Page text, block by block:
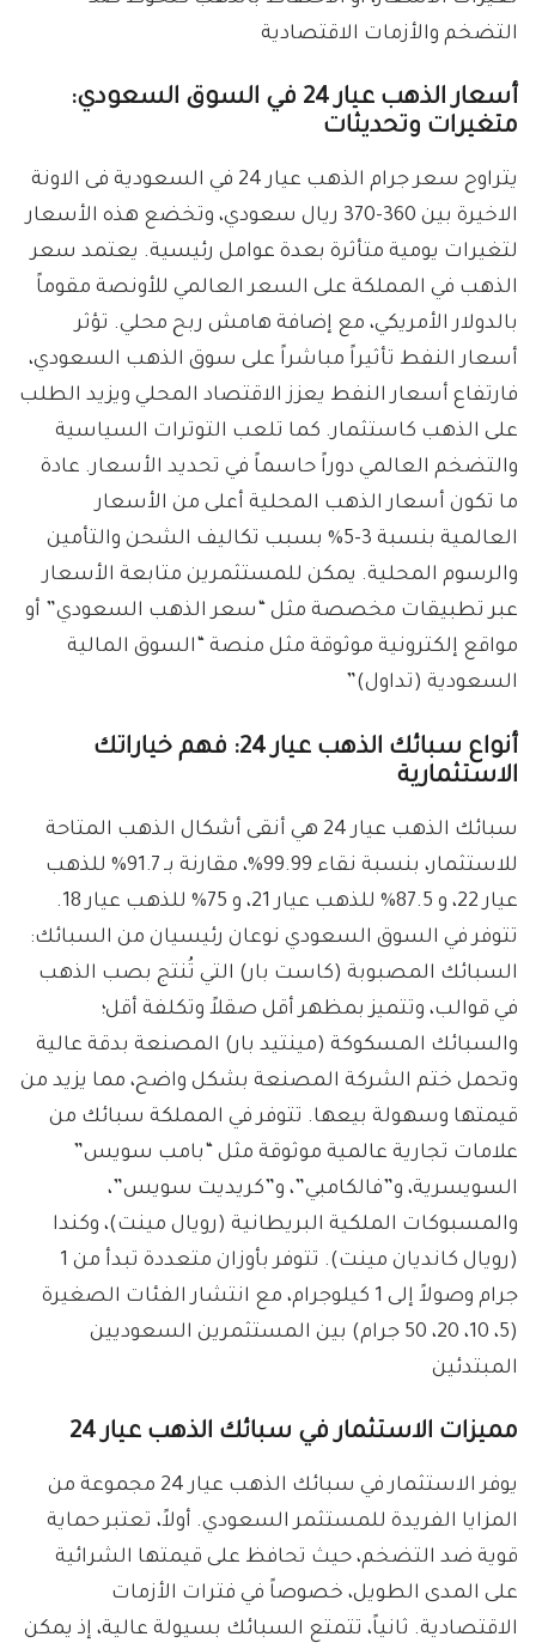
التضخم والأزمات الاقتصادية
أسعار الذهب عيار 24 في السوق السعودي:
متغيرات وتحديثات
يتراوح سعر جرام الذهب عيار 24 في السعودية فى الاونة
الاخيرة بين 360-370 ريال سعودي، وتخضع هذه الأسعار
لتغيرات يومية متأثرة بعدة عوامل رئيسية. يعتمد سعر
الذهب في المملكة على السعر العالمي للأونصة مقوماً
بالدولار الأمريكي، مع إضافة هامش ربح محلي. تؤثر
أسعار النفط تأثيراً مباشراً على سوق الذهب السعودي،
فارتفاع أسعار النفط يعزز الاقتصاد المحلي ويزيد الطلب
على الذهب كاستثمار. كما تلعب التوترات السياسية
والتضخم العالمي دوراً حاسماً في تحديد الأسعار. عادة
ما تكون أسعار الذهب المحلية أعلى من الأسعار
العالمية بنسبة 3-5% بسبب تكاليف الشحن والتأمين
والرسوم المحلية. يمكن للمستثمرين متابعة الأسعار
عبر تطبيقات مخصصة مثل “سعر الذهب السعودي” أو
مواقع إلكترونية موثوقة مثل منصة “السوق المالية
السعودية (تداول)”
أنواع سبائك الذهب عيار 24: فهم خياراتك
الاستثمارية
سبائك الذهب عيار 24 هي أنقى أشكال الذهب المتاحة
للاستثمار، بنسبة نقاء 99.99%، مقارنة بـ 91.7% للذهب
عيار 22، و 87.5% للذهب عيار 21، و 75% للذهب عيار 18.
تتوفر في السوق السعودي نوعان رئيسيان من السبائك:
السبائك المصبوبة (كاست بار) التي تُنتج بصب الذهب
في قوالب، وتتميز بمظهر أقل صقلاً وتكلفة أقل؛
والسبائك المسكوكة (مينتيد بار) المصنعة بدقة عالية
وتحمل ختم الشركة المصنعة بشكل واضح، مما يزيد من
قيمتها وسهولة بيعها. تتوفر في المملكة سبائك من
علامات تجارية عالمية موثوقة مثل “بامب سويس”
السويسرية، و”فالكامبي”، و”كريديت سويس”،
والمسبوكات الملكية البريطانية (رويال مينت)، وكندا
(رويال كانديان مينت). تتوفر بأوزان متعددة تبدأ من 1
جرام وصولاً إلى 1 كيلوجرام، مع انتشار الفئات الصغيرة
(5، 10، 20، 50 جرام) بين المستثمرين السعوديين
المبتدئين
مميزات الاستثمار في سبائك الذهب عيار 24
يوفر الاستثمار في سبائك الذهب عيار 24 مجموعة من
المزايا الفريدة للمستثمر السعودي. أولاً، تعتبر حماية
قوية ضد التضخم، حيث تحافظ على قيمتها الشرائية
على المدى الطويل، خصوصاً في فترات الأزمات
الاقتصادية. ثانياً، تتمتع السبائك بسيولة عالية، إذ يمكن